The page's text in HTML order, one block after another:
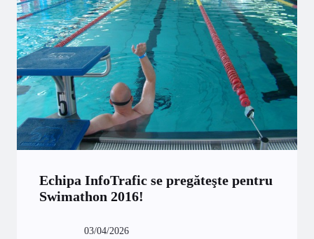
Echipa InfoTrafic se pregăteşte pentru
Swimathon 2016!
03/04/2026